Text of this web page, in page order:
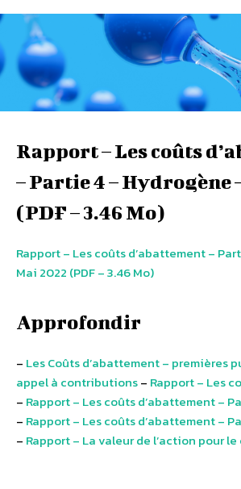
Rapport – Les coûts
– Partie 4 – Hydrogène
(PDF – 3.46 Mo)
Rapport – Les coûts d’abattement –
Mai 2022 (PDF – 3.46 Mo)
Approfondir
– Les Coûts d’abattement – premières
appel à contributions– Rapport – Les
– Rapport – Les coûts d’abattement –
– Rapport – Les coûts d’abattement –
– Rapport – La valeur de l’action pour